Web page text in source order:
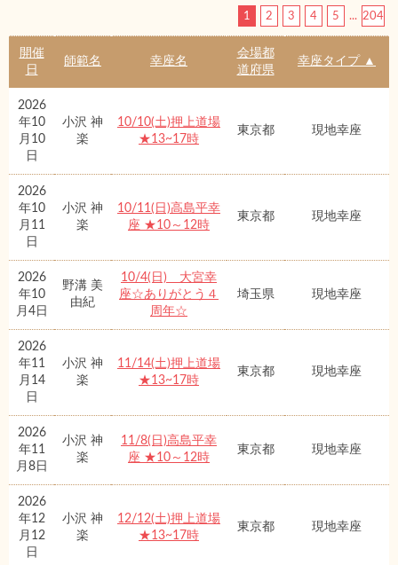
1 2 3 4 5 ... 204
開催
日
師範名 幸座名
会場都
道府県
幸座タイプ ▲
2026
年10
月10
日
小沢 神
楽
10/10(土)押上道場
★13~17時
東京都 現地幸座
2026
年10
月11
日
小沢 神
楽
10/11(日)高島平幸
座 ★10～12時
東京都 現地幸座
2026
年10
月4日
野溝 美
由紀
10/4(日) 大宮幸
座☆ありがとう４
周年☆
埼玉県 現地幸座
2026
年11
月14
日
小沢 神
楽
11/14(土)押上道場
★13~17時
東京都 現地幸座
2026
年11
月8日
小沢 神
楽
11/8(日)高島平幸
座 ★10～12時
東京都 現地幸座
2026
年12
月12
日
小沢 神
楽
12/12(土)押上道場
★13~17時
東京都 現地幸座